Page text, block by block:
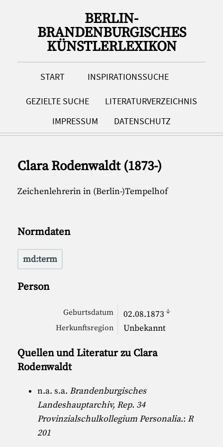
BERLIN-
BRANDENBURGISCHES
KÜNSTLERLEXIKON
START INSPIRATIONSSUCHE
GEZIELTE SUCHE
LITERATURVERZEICHNIS
IMPRESSUM
DATENSCHUTZ
Clara Rodenwaldt (1873-)
Zeichenlehrerin in (Berlin-)Tempelhof
Normdaten
md:term
Person
Geburtsdatum 02.08.1873 ↓
Herkunftsregion Unbekannt
Quellen und Literatur zu Clara
Rodenwaldt
n.a. s.a. Brandenburgisches
Landeshauptarchiv, Rep. 34
Provinzialschulkollegium Personalia.: R
201